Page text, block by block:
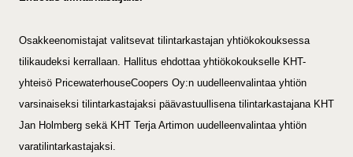
Osakkeenomistajat valitsevat tilintarkastajan yhtiökokouksessa
tilikaudeksi kerrallaan. Hallitus ehdottaa yhtiökokoukselle KHT-
yhteisö PricewaterhouseCoopers Oy:n uudelleenvalintaa yhtiön
varsinaiseksi tilintarkastajaksi päävastuullisena tilintarkastajana KHT
Jan Holmberg sekä KHT Terja Artimon uudelleenvalintaa yhtiön
varatilintarkastajaksi.